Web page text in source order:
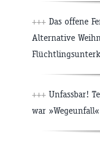
+++ Das offene
Alternative
+++ Unfassbar!
war »Wegeunfall«